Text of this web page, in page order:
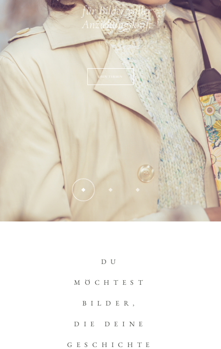
DEIN SHOOTING
Jedes Shooting wird individuell
abgestimmt.
DU
MÖCHTEST
BILDER,
DIE DEINE
GESCHICHTE